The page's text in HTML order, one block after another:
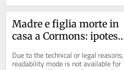
Madre e figlia morte in
casa a Cormons: ipotesi
Due to the technical or legal reasons,
readability mode is not available for